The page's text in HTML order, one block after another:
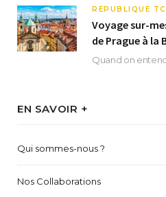
RÉPUBLIQUE
Voyage sur-
de Prague à la
EN SAVOIR +
Qui sommes-nous ?
Nos Collaborations